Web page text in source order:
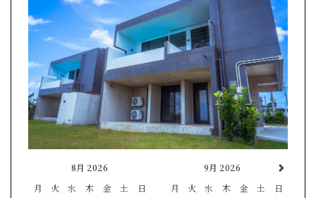
8月 2026
月
火 水 木 金 土
日
9月 2026
月
火 水 木 金 土
日